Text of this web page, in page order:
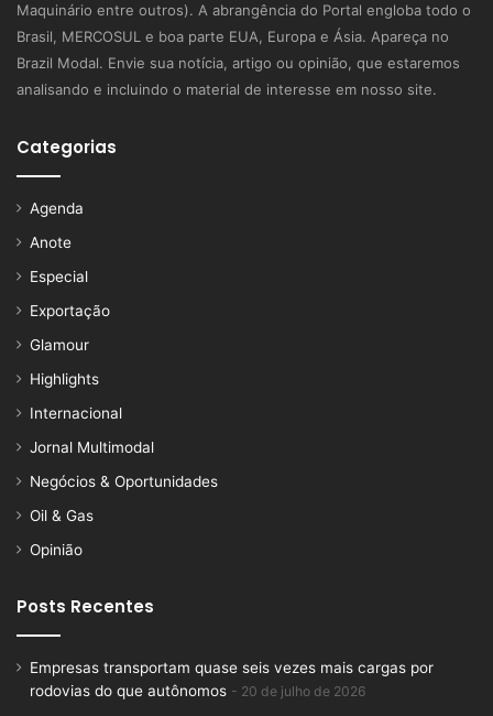
Maquinário entre outros). A abrangência do Portal engloba todo o
Brasil, MERCOSUL e boa parte EUA, Europa e Ásia. Apareça no
Brazil Modal. Envie sua notícia, artigo ou opinião, que estaremos
analisando e incluindo o material de interesse em nosso site.
Categorias
Agenda
Anote
Especial
Exportação
Glamour
Highlights
Internacional
Jornal Multimodal
Negócios & Oportunidades
Oil & Gas
Opinião
Posts Recentes
Empresas transportam quase seis vezes mais cargas por
rodovias do que autônomos
20 de julho de 2026